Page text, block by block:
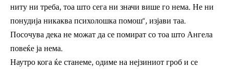
ниту ни треба, тоа што сега ни значи више го нема. Не ни
понудија никаква психолошка помош“, изјави таа.
Посочува дека не можат да се помират со тоа што Ангела
повеќе ја нема.
Наутро кога ќе станеме, одиме на нејзиниот гроб и се